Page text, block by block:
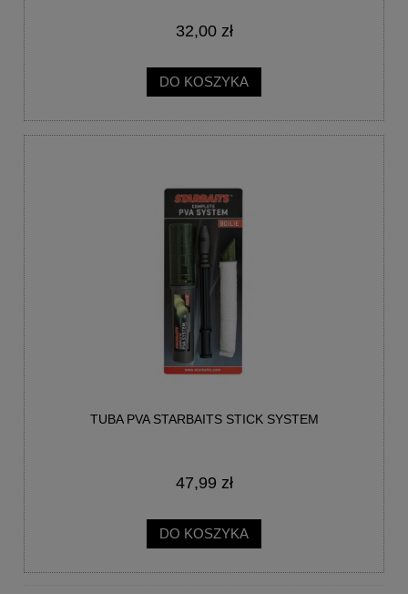
32,00 zł
DO KOSZYKA
TUBA PVA STARBAITS STICK SYSTEM
47,99 zł
DO KOSZYKA